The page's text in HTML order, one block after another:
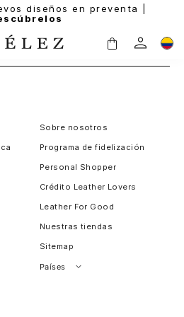
diseños en preventa |
Sobre nosotros
Programa de fidelización
Personal Shopper
Crédito Leather Lovers
Leather For Good
Nuestras tiendas
Sitemap
Países